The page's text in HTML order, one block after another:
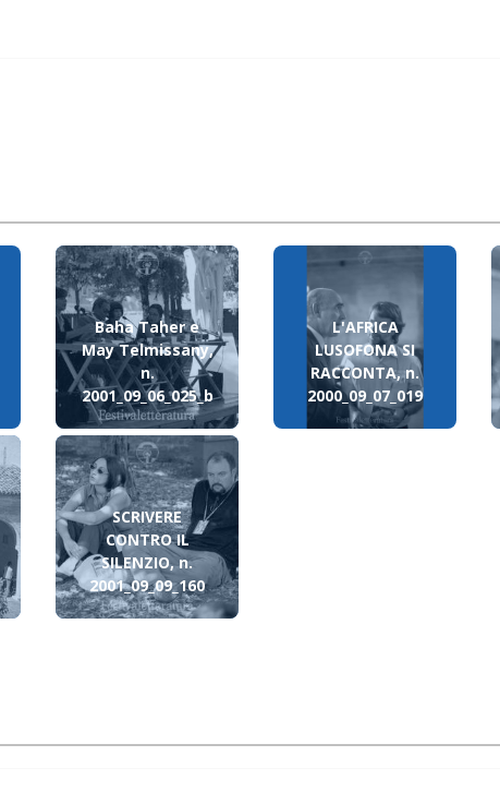
Baha Taher e
May Telmissany,
n.
2001_09_06_025_b
L'AFRICA
LUSOFONA SI
RACCONTA, n.
2000_09_07_019
SCRIVERE
CONTRO IL
SILENZIO, n.
2001_09_09_160